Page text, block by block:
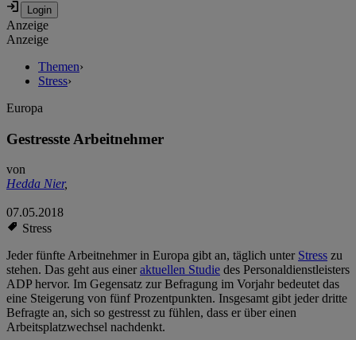
Anzeige
Anzeige
Themen›
Stress›
Europa
Gestresste Arbeitnehmer
von
Hedda Nier,
07.05.2018
Stress
Jeder fünfte Arbeitnehmer in Europa gibt an, täglich unter Stress zu
stehen. Das geht aus eineraktuellen Studie des Personaldienstleisters
ADP hervor. Im Gegensatz zur Befragung im Vorjahr bedeutet das
eine Steigerung von fünf Prozentpunkten. Insgesamt gibt jeder dritte
Befragte an, sich so gestresst zu fühlen, dass er über einen
Arbeitsplatzwechsel nachdenkt.